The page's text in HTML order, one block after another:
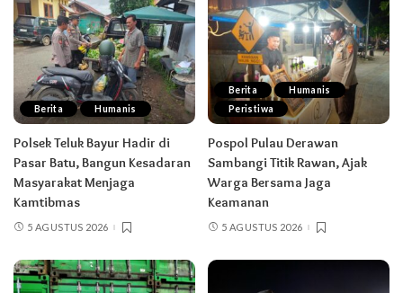
Berita Humanis
Polsek Teluk Bayur Hadir di
Pasar Batu, Bangun Kesadaran
Masyarakat Menjaga
Kamtibmas
5 AGUSTUS 2026
Berita
Humanis
Peristiwa
Pospol Pulau Derawan
Sambangi Titik Rawan, Ajak
Warga Bersama Jaga
Keamanan
5 AGUSTUS 2026